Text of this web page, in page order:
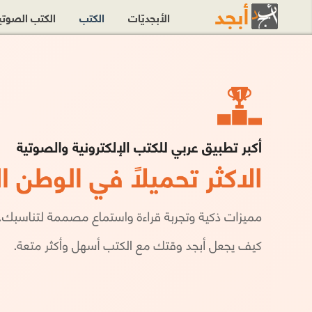
الأبجديّات الكتب الكتب